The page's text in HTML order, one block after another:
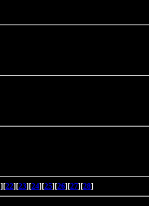
][22][23][24][25][26][27][28]